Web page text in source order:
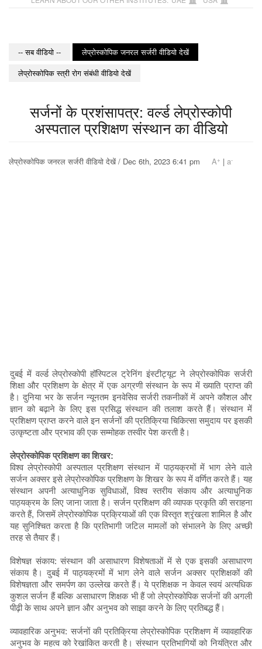
-- सब वीडियो --
लेप्रोस्कोपिक जनरल सर्जरी वीडियो देखें
लेप्रोस्कोपिक स्त्री रोग संबंधी वीडियो देखें
सर्जनों के प्रशंसापत्र: वर्ल्ड लेप्रोस्कोपी
अस्पताल प्रशिक्षण संस्थान का वीडियो
लेप्रोस्कोपिक जनरल सर्जरी वीडियो देखें / Dec 6th, 2023 6:41 pm A+ | a-
दुबई में वर्ल्ड लेप्रोस्कोपी हॉस्पिटल ट्रेनिंग इंस्टीट्यूट ने लेप्रोस्कोपिक सर्जरी
शिक्षा और प्रशिक्षण के क्षेत्र में एक अग्रणी संस्थान के रूप में ख्याति प्राप्त की
है। दुनिया भर के सर्जन न्यूनतम इनवेसिव सर्जरी तकनीकों में अपने कौशल और
ज्ञान को बढ़ाने के लिए इस प्रसिद्ध संस्थान की तलाश करते हैं। संस्थान में
प्रशिक्षण प्राप्त करने वाले इन सर्जनों की प्रतिक्रिया चिकित्सा समुदाय पर इसकी
उत्कृष्टता और प्रभाव की एक सम्मोहक तस्वीर पेश करती है।
लेप्रोस्कोपिक प्रशिक्षण का शिखर:
विश्व लेप्रोस्कोपी अस्पताल प्रशिक्षण संस्थान में पाठ्यक्रमों में भाग लेने वाले
सर्जन अक्सर इसे लेप्रोस्कोपिक प्रशिक्षण के शिखर के रूप में वर्णित करते हैं। यह
संस्थान अपनी अत्याधुनिक सुविधाओं, विश्व स्तरीय संकाय और अत्याधुनिक
पाठ्यक्रम के लिए जाना जाता है। सर्जन प्रशिक्षण की व्यापक प्रकृति की सराहना
करते हैं, जिसमें लेप्रोस्कोपिक प्रक्रियाओं की एक विस्तृत श्रृंखला शामिल है और
यह सुनिश्चित करता है कि प्रतिभागी जटिल मामलों को संभालने के लिए अच्छी
तरह से तैयार हैं।
विशेषज्ञ संकाय: संस्थान की असाधारण विशेषताओं में से एक इसकी असाधारण
संकाय है। दुबई में पाठ्यक्रमों में भाग लेने वाले सर्जन अक्सर प्रशिक्षकों की
विशेषज्ञता और समर्पण का उल्लेख करते हैं। ये प्रशिक्षक न केवल स्वयं अत्यधिक
कुशल सर्जन हैं बल्कि असाधारण शिक्षक भी हैं जो लेप्रोस्कोपिक सर्जनों की अगली
पीढ़ी के साथ अपने ज्ञान और अनुभव को साझा करने के लिए प्रतिबद्ध हैं।
व्यावहारिक अनुभव: सर्जनों की प्रतिक्रिया लेप्रोस्कोपिक प्रशिक्षण में व्यावहारिक
अनुभव के महत्व को रेखांकित करती है। संस्थान प्रतिभागियों को नियंत्रित और